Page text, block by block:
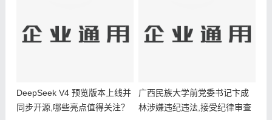
DeepSeek V4 预览版本上线并
同步开源,哪些亮点值得关注？
广西民族大学前党委书记卞成
林涉嫌违纪违法,接受纪律审查